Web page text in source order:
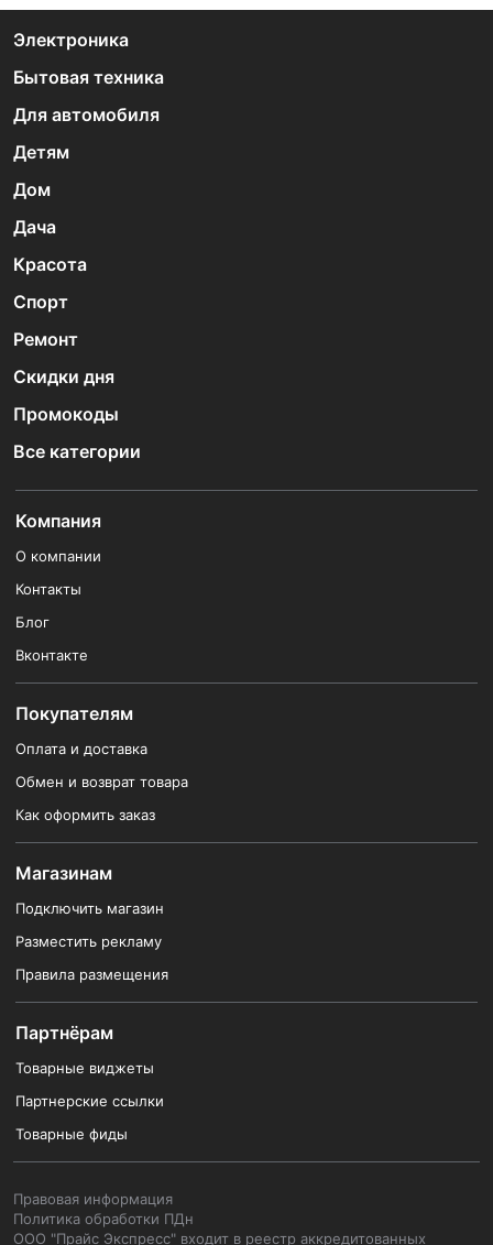
Электроника
Бытовая техника
Для автомобиля
Детям
Дом
Дача
Красота
Спорт
Ремонт
Скидки дня
Промокоды
Все категории
Компания
О компании
Контакты
Блог
Вконтакте
Покупателям
Оплата и доставка
Обмен и возврат товара
Как оформить заказ
Магазинам
Подключить магазин
Разместить рекламу
Правила размещения
Партнёрам
Товарные виджеты
Партнерские ссылки
Товарные фиды
Правовая информация
Политика обработки ПДн
ООО "Прайс Экспресс" входит в реестр аккредитованных